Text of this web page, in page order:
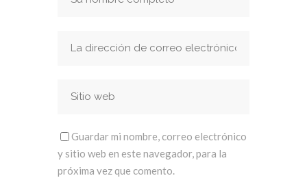
Guardar mi nombre, correo electrónico
y sitio web en este navegador, para la
próxima vez que comento.